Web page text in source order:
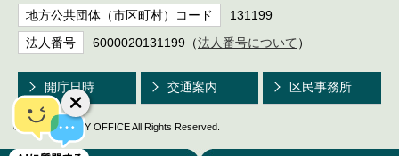
地方公共団体（市区町村）コード 131199
法人番号 6000020131199（法人番号について ）
開庁日時 交通案内 区民事務所
© ITABASHI CITY OFFICE All Rights Reserved.